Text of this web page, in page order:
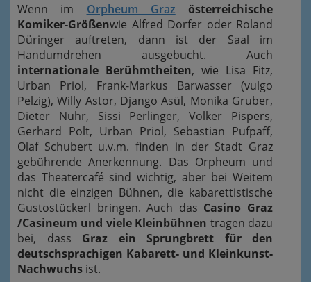
Wenn im Orpheum Graz
österreichische
Komiker-Größenwie Alfred Dorfer oder Roland
Düringer auftreten, dann ist der Saal im
Handumdrehen ausgebucht. Auch
internationale Berühmtheiten, wie Lisa Fitz,
Urban Priol, Frank-Markus Barwasser (vulgo
Pelzig), Willy Astor, Django Asül, Monika Gruber,
Dieter Nuhr, Sissi Perlinger, Volker Pispers,
Gerhard Polt, Urban Priol, Sebastian Pufpaff,
Olaf Schubert u.v.m. finden in der Stadt Graz
gebührende Anerkennung. Das Orpheum und
das Theatercafé sind wichtig, aber bei Weitem
nicht die einzigen Bühnen, die kabarettistische
Gustostückerl bringen. Auch das Casino Graz
/Casineum und viele Kleinbühnen tragen dazu
bei, dass Graz ein Sprungbrett für den
deutschsprachigen Kabarett- und Kleinkunst-
Nachwuchs ist.